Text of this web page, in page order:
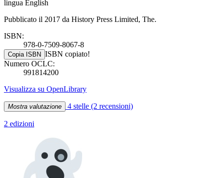
lingua English
Pubblicato il 2017 da History Press Limited, The.
ISBN:
978-0-7509-8067-8
Copia ISBN ISBN copiato!
Numero OCLC:
991814200
Visualizza su OpenLibrary
Mostra valutazione 4 stelle (2 recensioni)
2 edizioni